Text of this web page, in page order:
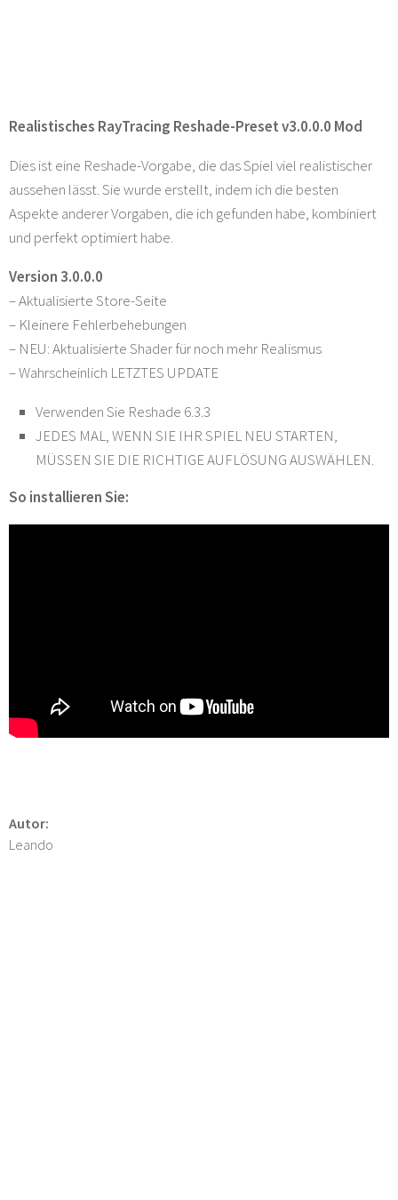
Realistisches RayTracing Reshade-Preset v3.0.0.0 Mod
Dies ist eine Reshade-Vorgabe, die das Spiel viel realistischer
aussehen lässt. Sie wurde erstellt, indem ich die besten
Aspekte anderer Vorgaben, die ich gefunden habe, kombiniert
und perfekt optimiert habe.
Version 3.0.0.0
– Aktualisierte Store-Seite
– Kleinere Fehlerbehebungen
– NEU: Aktualisierte Shader für noch mehr Realismus
– Wahrscheinlich LETZTES UPDATE
Verwenden Sie Reshade 6.3.3
JEDES MAL, WENN SIE IHR SPIEL NEU STARTEN,
MÜSSEN SIE DIE RICHTIGE AUFLÖSUNG AUSWÄHLEN.
So installieren Sie:
Autor:
Leando